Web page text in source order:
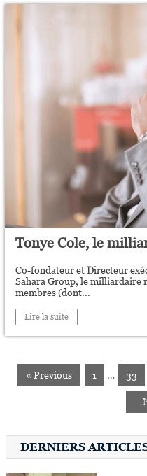
Tonye Cole, le
Co-fondateur et Directeur
Sahara Group, le milliardaire
membres (dont...
Lire la suite
« Previous 1 … 33
DERNIERS